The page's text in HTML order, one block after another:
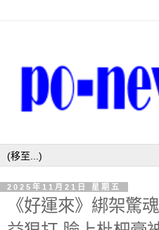
2025年11月21日 星期五
《好運來》綁架驚